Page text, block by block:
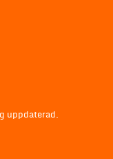
uppdaterad.